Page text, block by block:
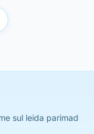
sul leida parimad